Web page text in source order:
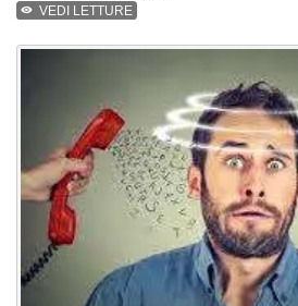
VEDI LETTURE